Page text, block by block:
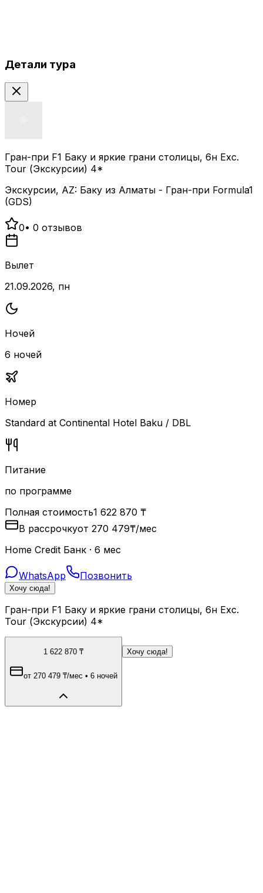
Детали тура
Гран-при F1 Баку и яркие грани столицы, 6н Exc.
Tour (Экскурсии) 4*
Экскурсии, AZ: Баку из Алматы - Гран-при Formula1
(GDS)
0• 0 отзывов
Вылет
21.09.2026, пн
Ночей
6 ночей
Номер
Standard at Continental Hotel Baku / DBL
Питание
по программе
Полная стоимость1 622 870 ₸
В рассрочкуот 270 479₸/мес
Home Credit Банк · 6 мес
WhatsApp Позвонить
Хочу сюда!
Гран-при F1 Баку и яркие грани столицы, 6н Exc.
Tour (Экскурсии) 4*
1 622 870 ₸
от 270 479 ₸/мес • 6 ночей
Хочу сюда!